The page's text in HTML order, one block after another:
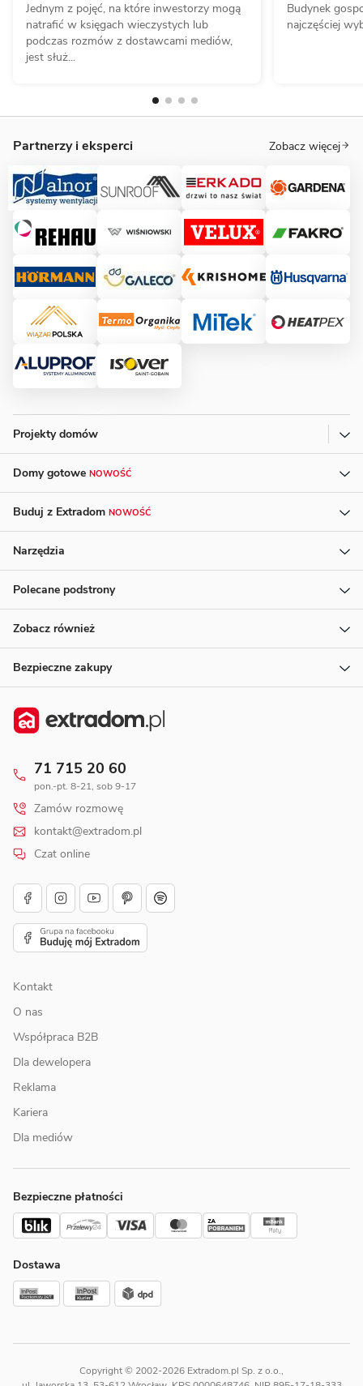
Jednym z pojęć, na które inwestorzy mogą
natrafić w księgach wieczystych lub
podczas rozmów z dostawcami mediów,
jest służ...
Budynek
najczęściej
Partnerzy i eksperci Zobacz więcej
Projekty domów
Domy gotowe NOWOŚĆ
Buduj z Extradom NOWOŚĆ
Narzędzia
Polecane podstrony
Zobacz również
Bezpieczne zakupy
71 715 20 60
pon.-pt. 8-21, sob 9-17
Zamów rozmowę
kontakt@extradom.pl
Czat online
Kontakt
O nas
Współpraca B2B
Dla dewelopera
Reklama
Kariera
Dla mediów
Bezpieczne płatności
Dostawa
Copyright © 2002-2026 Extradom.pl Sp. z o.o.,